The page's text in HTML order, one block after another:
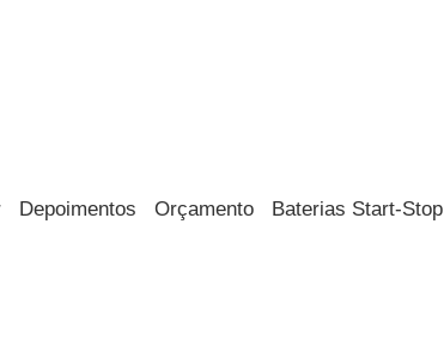
Depoimentos Orçamento
Baterias Start-Stop